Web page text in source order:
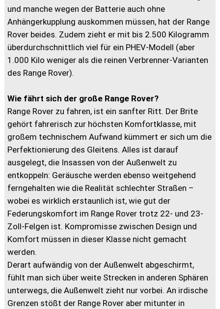
und manche wegen der Batterie auch ohne
Anhängerkupplung auskommen müssen, hat der Range
Rover beides. Zudem zieht er mit bis 2.500 Kilogramm
überdurchschnittlich viel für ein PHEV-Modell (aber
1.000 Kilo weniger als die reinen Verbrenner-Varianten
des Range Rover).
Wie fährt sich der große Range Rover?
Range Rover zu fahren, ist ein sanfter Ritt. Der Brite
gehört fahrerisch zur höchsten Komfortklasse, mit
großem technischem Aufwand kümmert er sich um die
Perfektionierung des Gleitens. Alles ist darauf
ausgelegt, die Insassen von der Außenwelt zu
entkoppeln: Geräusche werden ebenso weitgehend
ferngehalten wie die Realität schlechter Straßen –
wobei es wirklich erstaunlich ist, wie gut der
Federungskomfort im Range Rover trotz 22- und 23-
Zoll-Felgen ist. Kompromisse zwischen Design und
Komfort müssen in dieser Klasse nicht gemacht
werden.
Derart aufwändig von der Außenwelt abgeschirmt,
fühlt man sich über weite Strecken in anderen Sphären
unterwegs, die Außenwelt zieht nur vorbei. An irdische
Grenzen stößt der Range Rover aber mitunter in